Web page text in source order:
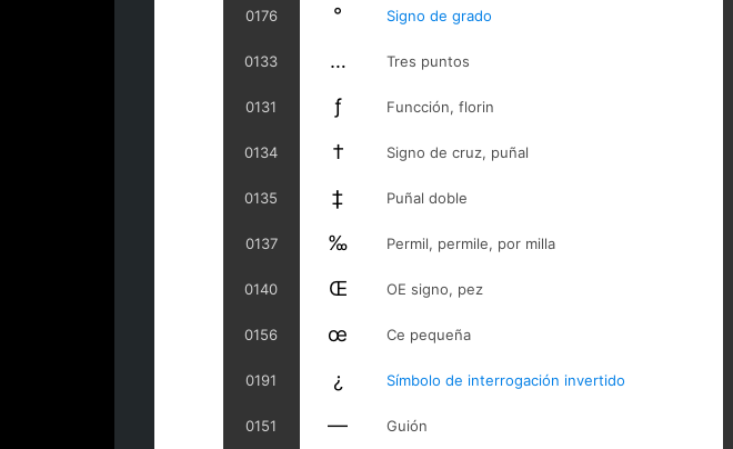
0176 ° Signo de grado
0133 … Tres puntos
0131 ƒ Funcción, florin
0134 † Signo de cruz, puñal
0135 ‡ Puñal doble
0137 ‰ Permil, permile, por milla
0140 Œ OE signo, pez
0156 œ Ce pequeña
0191 ¿ Símbolo de interrogación invertido
0151 — Guión